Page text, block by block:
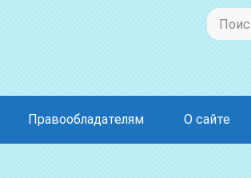
Правообладателям О сайте